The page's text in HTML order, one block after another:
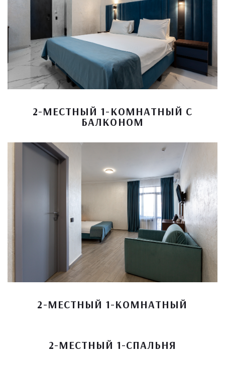
2-МЕСТНЫЙ 1-КОМНАТНЫЙ С
БАЛКОНОМ
2-МЕСТНЫЙ 1-КОМНАТНЫЙ
2-МЕСТНЫЙ 1-СПАЛЬНЯ